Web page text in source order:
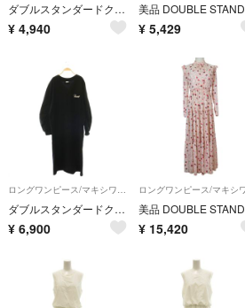
ダブルスタンダードクロージング ダブスタ ワンピース ドレス 36 ブラック
¥ 4,940 ¥ 5,429
ロングワンピース/マキシワンピース
ダブルスタンダードクロージング ダブスタ エッセンシャル コットン天竺
¥ 6,900 ¥ 15,420